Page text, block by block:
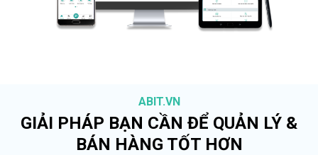
ABIT.VN
GIẢI PHÁP BẠN CẦN ĐỂ QUẢN LÝ &
BÁN HÀNG TỐT HƠN